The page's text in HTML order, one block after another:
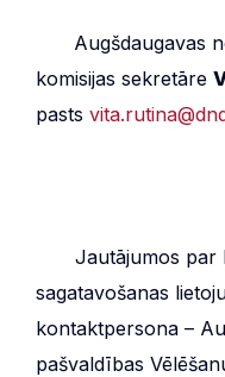
Augšdaugavas
komisijas sekretāre
pasts
Jautājumos par
sagatavošanas
kontaktpersona –
pašvaldības